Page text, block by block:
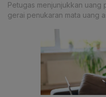
Petugas menjunjukkan uang
gerai penukaran mata uang